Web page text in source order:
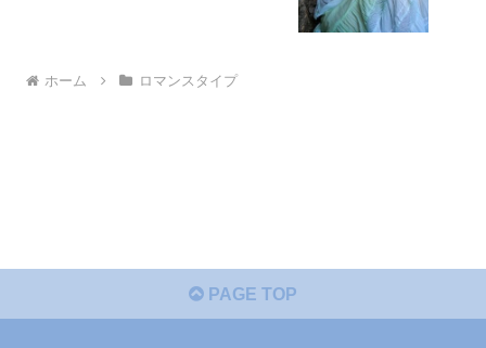
ホーム ロマンスタイプ
PAGE TOP